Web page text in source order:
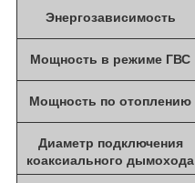
Энергозависимость
Мощность в режиме ГВС
Мощность по отоплению
Диаметр подключения
коаксиального дымохода